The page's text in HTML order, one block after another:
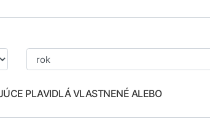
PLAVIDLÁ VLASTNENÉ ALEBO